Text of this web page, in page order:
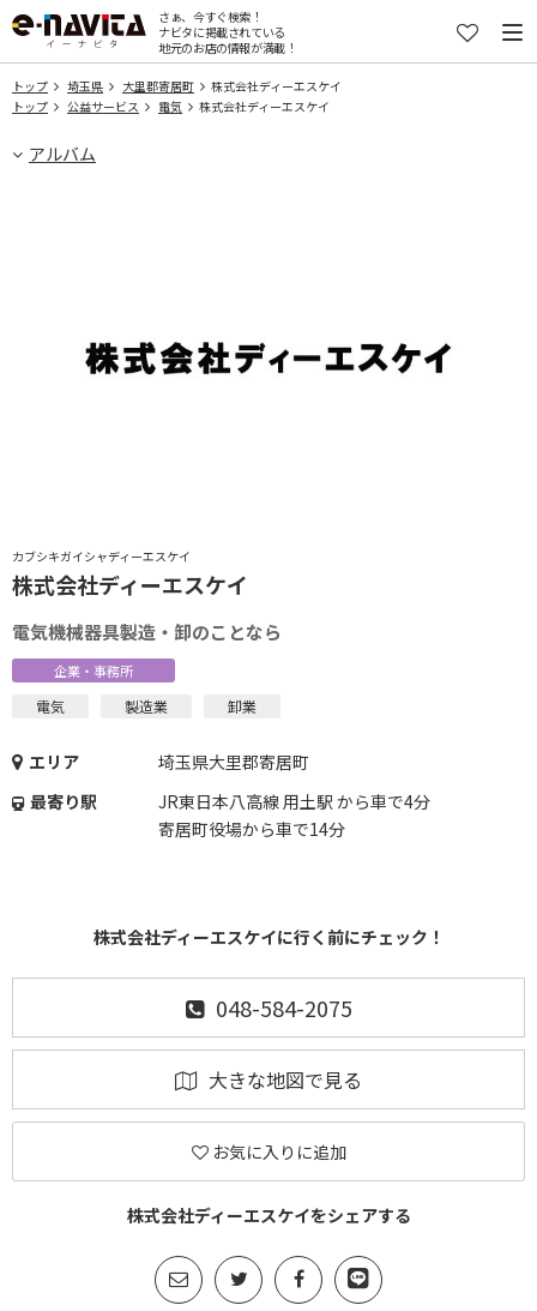
さぁ、今すぐ検索！
ナビタに掲載されている
地元のお店の情報が満載！
トップ 埼玉県 大里郡寄居町
株式会社ディーエスケイ
トップ
公益サービス 電気 株式会社ディーエスケイ
アルバム
カブシキガイシャディーエスケイ
株式会社ディーエスケイ
電気機械器具製造・卸のことなら
企業・事務所
電気 製造業 卸業
エリア
埼玉県大里郡寄居町
最寄り駅
JR東日本八高線 用土駅 から車で4分
寄居町役場から車で14分
株式会社ディーエスケイに行く前にチェック！
048-584-2075
大きな地図で見る
お気に入りに追加
株式会社ディーエスケイをシェアする